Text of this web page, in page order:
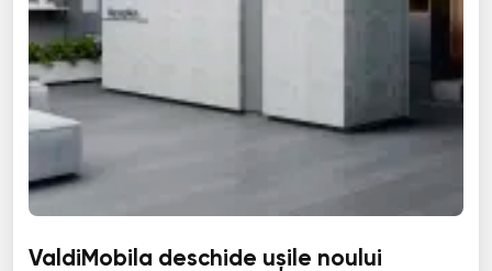
ValdiMobila deschide ușile noului